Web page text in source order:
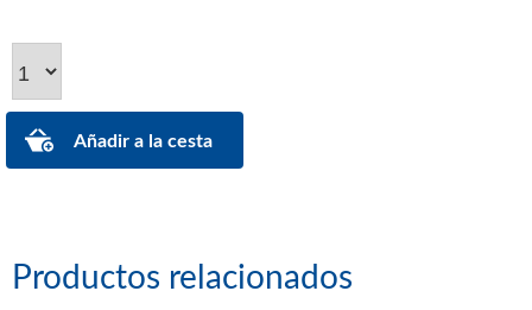
Productos relacionados